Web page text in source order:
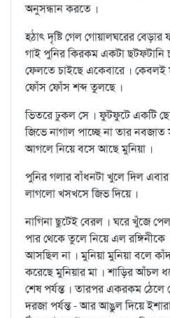
অনুসন্ধান করতে ।
হঠাৎ দৃষ্টি গেল গোয়ালঘরের
গাই পুনির কিরকম একটা ছটফটানি
ফেলতে চাইছে একেবারে । কেবলই
ফোঁস ফোঁস শব্দ তুলছে ।
ভিতরে ঢুকল সে । ফুটফুটে একটি
জিভে নাগাল পাচ্ছে না তার নবজাত
আগলে নিয়ে বসে আছে মুনিয়া ।
পুনির গলার বাঁধনটা খুলে দিল এবার
লাগলো খসখসে জিভ দিয়ে ।
নাগিনা ছুটেই বেরল । ঘরে খুঁজে
পার থেকে তুলে নিয়ে এল
আসছিল না । মুনিয়া মুনিয়া বলে
করেছে মুনিয়ার মা । শাড়ির আঁচল
শেষ পর্যন্ত । তারপর একরকম ঠেলে
দরজা পর্যন্ত - আর আঙুল দিয়ে